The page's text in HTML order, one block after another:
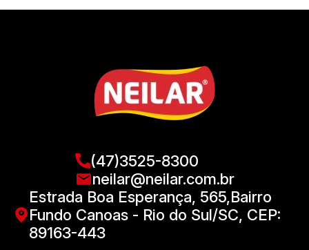
(47)3525-8300
neilar@neilar.com.br
Estrada Boa Esperança, 565,Bairro
Fundo Canoas - Rio do Sul/SC, CEP:
89163-443